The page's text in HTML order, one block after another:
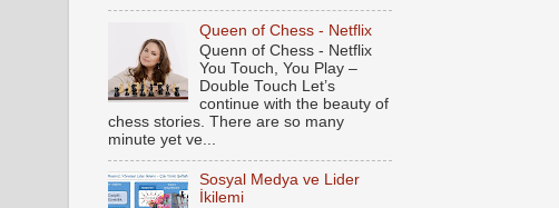
Queen of Chess - Netflix
Quenn of Chess - Netflix
You Touch, You Play –
Double Touch Let’s
continue with the beauty of
chess stories. There are so many
minute yet ve...
Sosyal Medya ve Lider
İkilemi